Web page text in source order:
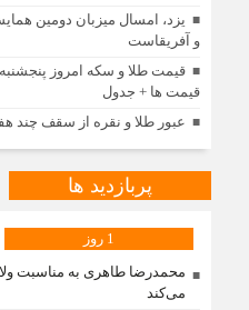
یزد، امسال میزبان دومین
و آفریقاست
قیمت ها + جدول
عبور طلا و نقره از سقف چند
پربازدید ها
1 روز
محمدرضا طاهری به مناسبت
می‌کند